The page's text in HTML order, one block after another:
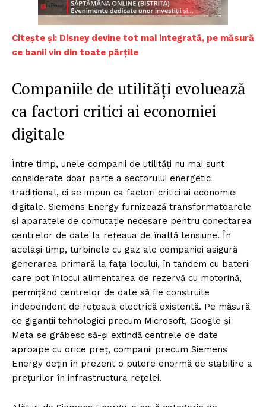
Citește și: Disney devine tot mai integrată, pe măsură
ce banii vin din toate părțile
Companiile de utilități evoluează
ca factori critici ai economiei
digitale
Între timp, unele companii de utilități nu mai sunt
considerate doar parte a sectorului energetic
tradițional, ci se impun ca factori critici ai economiei
digitale. Siemens Energy furnizează transformatoarele
și aparatele de comutație necesare pentru conectarea
centrelor de date la rețeaua de înaltă tensiune. În
același timp, turbinele cu gaz ale companiei asigură
generarea primară la fața locului, în tandem cu baterii
care pot înlocui alimentarea de rezervă cu motorină,
permițând centrelor de date să fie construite
independent de rețeaua electrică existentă. Pe măsură
ce giganții tehnologici precum Microsoft, Google și
Meta se grăbesc să-și extindă centrele de date
aproape cu orice preț, companii precum Siemens
Energy dețin în prezent o putere enormă de stabilire a
prețurilor în infrastructura rețelei.